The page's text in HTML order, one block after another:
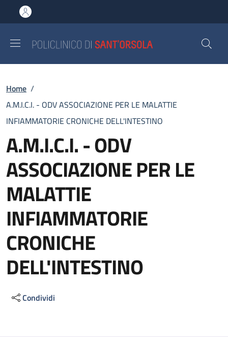
al contenuto principale
to footer content
Briciole di pane
Home /
A.M.I.C.I. - ODV ASSOCIAZIONE PER LE MALATTIE
INFIAMMATORIE CRONICHE DELL'INTESTINO
A.M.I.C.I. - ODV
ASSOCIAZIONE PER LE
MALATTIE
INFIAMMATORIE
CRONICHE
DELL'INTESTINO
Condividi